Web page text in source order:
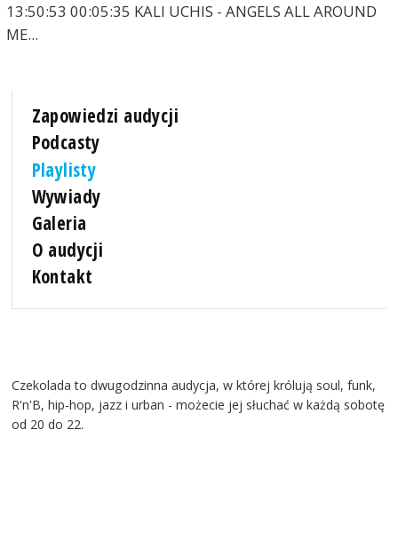
13:50:53 00:05:35 KALI UCHIS - ANGELS ALL AROUND
ME...
Zapowiedzi audycji
Podcasty
Playlisty
Wywiady
Galeria
O audycji
Kontakt
Czekolada to dwugodzinna audycja, w której królują soul, funk,
R'n'B, hip-hop, jazz i urban - możecie jej słuchać w każdą sobotę
od 20 do 22.